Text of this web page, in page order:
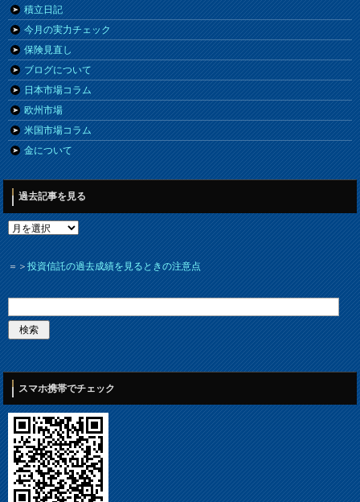
積立日記
今月の実力チェック
保険見直し
ブログについて
日本市場コラム
欧州市場
米国市場コラム
金について
過去記事を見る
＝＞投資信託の過去成績を見るときの注意点
スマホ携帯でチェック